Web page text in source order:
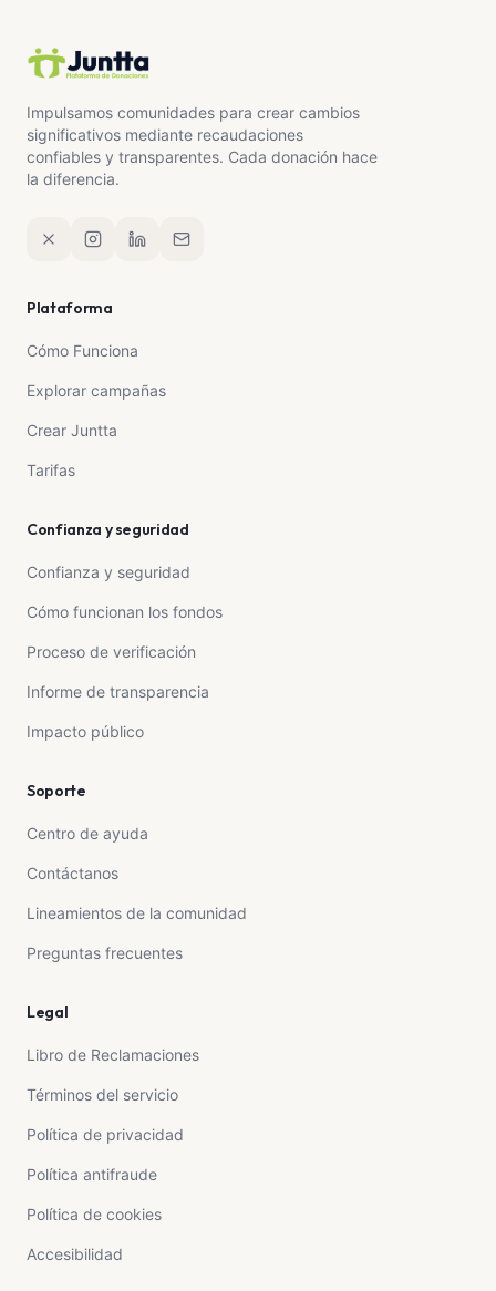
Impulsamos comunidades para crear cambios
significativos mediante recaudaciones
confiables y transparentes. Cada donación hace
la diferencia.
Plataforma
Cómo Funciona
Explorar campañas
Crear Juntta
Tarifas
Confianza y seguridad
Confianza y seguridad
Cómo funcionan los fondos
Proceso de verificación
Informe de transparencia
Impacto público
Soporte
Centro de ayuda
Contáctanos
Lineamientos de la comunidad
Preguntas frecuentes
Legal
Libro de Reclamaciones
Términos del servicio
Política de privacidad
Política antifraude
Política de cookies
Accesibilidad